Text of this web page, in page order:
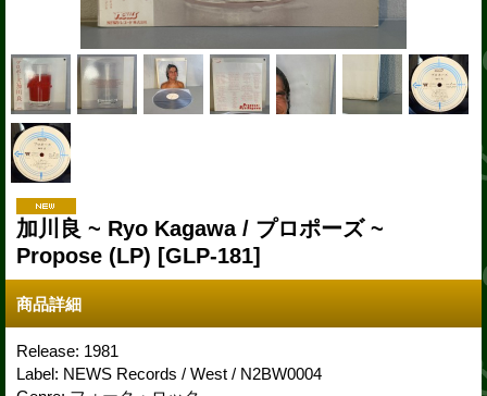
加川良 ~ Ryo Kagawa / プロポーズ ~
Propose (LP) [GLP-181]
商品詳細
Release: 1981
Label: NEWS Records / West / N2BW0004